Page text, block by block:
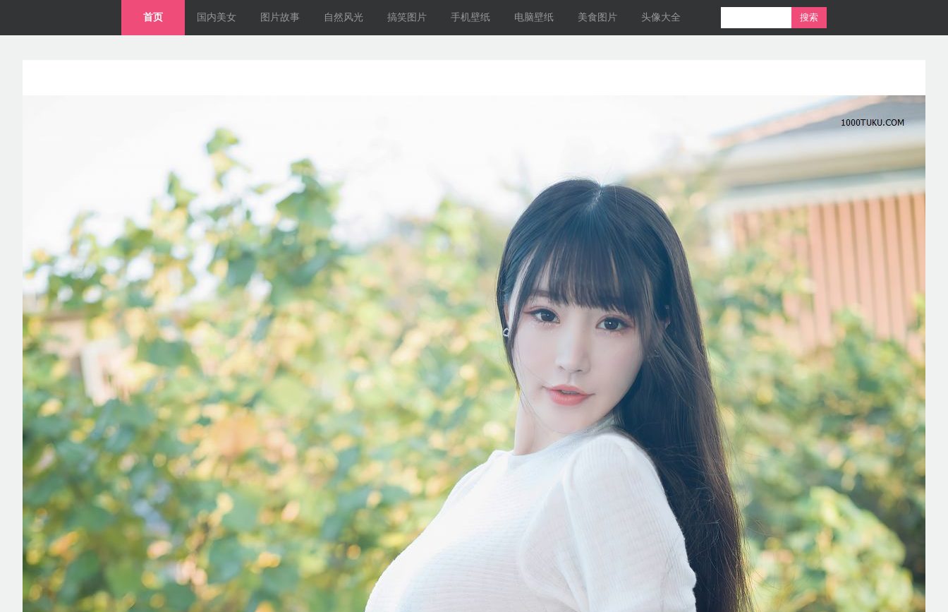
首页 国内美女 图片故事 自然风光 搞笑图片 手机壁纸 电脑壁纸 美食图片 头像大全 搜索